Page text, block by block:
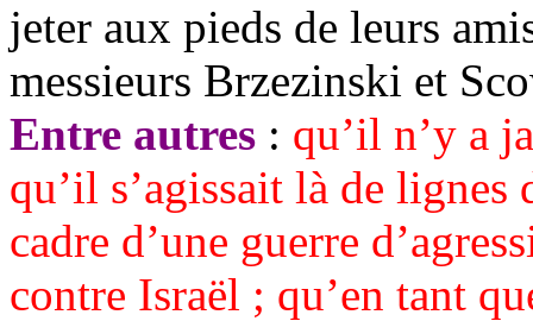
jeter aux pieds de leurs
messieurs Brzezinski et
Entre autres : qu’il n’y a
qu’il s’agissait là de
cadre d’une guerre
contre Israël ; qu’en tant